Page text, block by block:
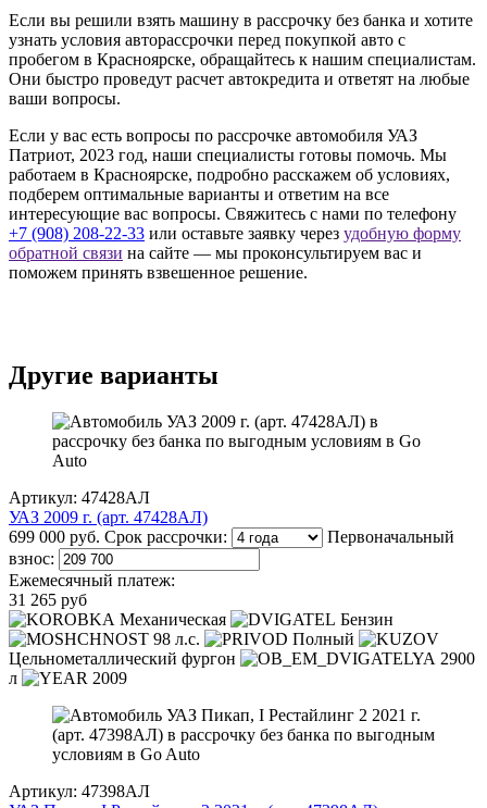
Если вы решили взять машину в рассрочку без банка и хотите
узнать условия авторассрочки перед покупкой авто с
пробегом в Красноярске, обращайтесь к нашим специалистам.
Они быстро проведут расчет автокредита и ответят на любые
ваши вопросы.
Если у вас есть вопросы по рассрочке автомобиля УАЗ
Патриот, 2023 год, наши специалисты готовы помочь. Мы
работаем в Красноярске, подробно расскажем об условиях,
подберем оптимальные варианты и ответим на все
интересующие вас вопросы. Свяжитесь с нами по телефону
+7 (908) 208-22-33 или оставьте заявку через удобную форму
обратной связи на сайте — мы проконсультируем вас и
поможем принять взвешенное решение.
Другие варианты
Артикул: 47428АЛ
УАЗ 2009 г. (арт. 47428АЛ)
699 000 руб. Срок рассрочки:
Первоначальный
взнос:
Ежемесячный платеж:
31 265 руб
Механическая
Бензин
98 л.с.
Полный
Цельнометаллический фургон
2900
л
2009
Артикул: 47398АЛ